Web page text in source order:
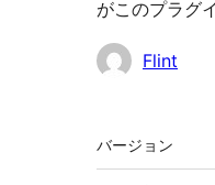
がこのプラグ
貢
Flint
メ
タ
バージョン